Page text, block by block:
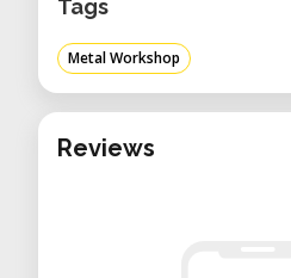
Werkzeugwechsler
von Metallteilen
Tags
Metal Workshop
Reviews